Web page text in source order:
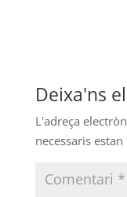
Deixa'ns
L'adreça
necessaris